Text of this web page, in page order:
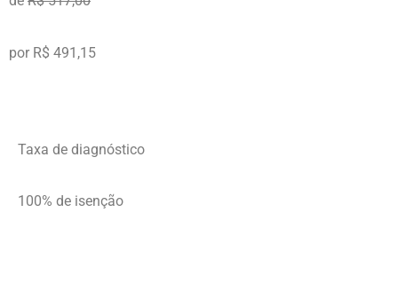
por R$ 491,15
Taxa de diagnóstico
100% de isenção